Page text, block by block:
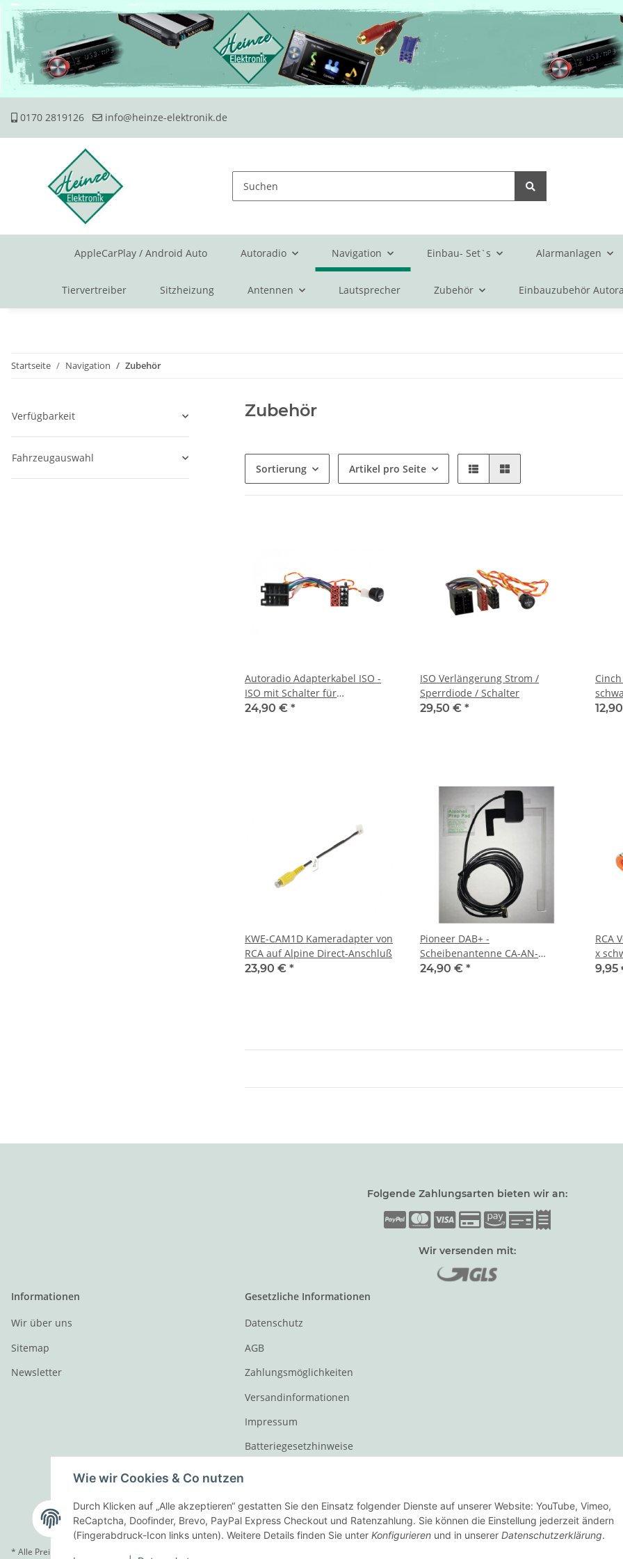
0170 2819126 info@heinze-elektronik.de
AppleCarPlay / Android Auto Autoradio Navigation Einbau- Set`s Alarmanlagen
Tiervertreiber Sitzheizung Antennen Lautsprecher Zubehör Einbauzubehör
Startseite Navigation Zubehör
Zubehör
Sortierung Artikel pro Seite
Autoradio Adapterkabel ISO -
ISO mit Schalter für
Wohnmobile für Betrieb ohne
24,90 € *
ISO Verlängerung Strom /
Sperrdiode / Schalter
29,50 € *
KWE-CAM1D Kameradapter von
RCA auf Alpine Direct-Anschluß
23,90 € *
Pioneer DAB+ -
Scheibenantenne CA-AN-
DAB.001
24,90 € *
RCA
x
9,95
Verfügbarkeit
Fahrzeugauswahl
Folgende Zahlungsarten bieten wir an:
Wir versenden mit:
Informationen
Wir über uns
Sitemap
Newsletter
Gesetzliche Informationen
Datenschutz
AGB
Zahlungsmöglichkeiten
Versandinformationen
Impressum
Batteriegesetzhinweise
Vertrag widerrufen
* Alle Preise inkl. gesetzlicher USt., zzgl.
Wie wir Cookies & Co nutzen
Durch Klicken auf „Alle akzeptieren“ gestatten Sie den Einsatz folgender Dienste auf unserer Website: YouTube, Vimeo,
ReCaptcha, Doofinder, Brevo, PayPal Express Checkout und Ratenzahlung. Sie können die Einstellung jederzeit ändern
(Fingerabdruck-Icon links unten). Weitere Details finden Sie unter Konfigurieren und in unserer Datenschutzerklärung.